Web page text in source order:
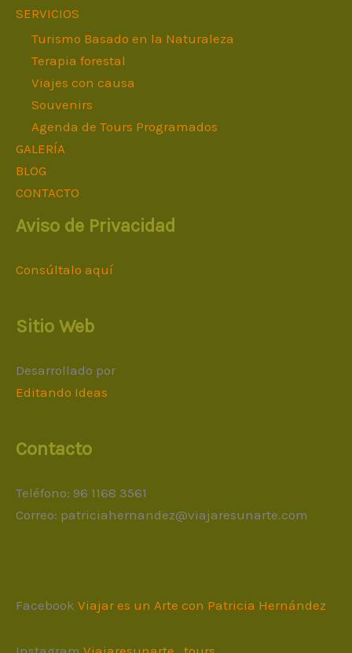
SERVICIOS
Turismo Basado en la Naturaleza
Terapia forestal
Viajes con causa
Souvenirs
Agenda de Tours Programados
GALERÍA
BLOG
CONTACTO
Aviso de Privacidad
Consúltalo aquí
Sitio Web
Desarrollado por
Editando Ideas
Contacto
Teléfono: 96 1168 3561
Correo: patriciahernandez@viajaresunarte.com
Facebook Viajar es un Arte con Patricia Hernández